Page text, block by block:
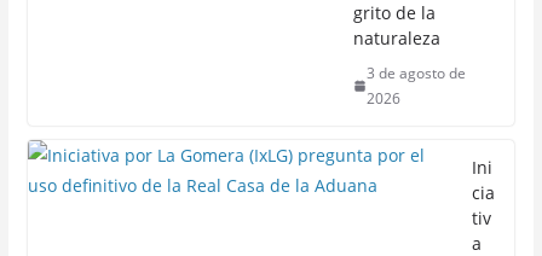
grito de la
naturaleza
3 de agosto de
2026
Ini
cia
tiv
a